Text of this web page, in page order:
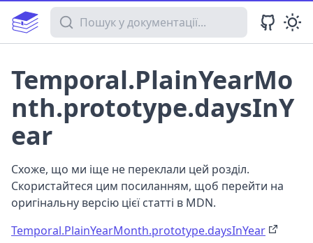
Пошук у документації
Temporal.PlainYearMo
nth.prototype.daysInY
ear
Схоже, що ми іще не переклали цей розділ.
Скористайтеся цим посиланням, щоб перейти на
оригінальну версію цієї статті в MDN.
Temporal.PlainYearMonth.prototype.daysInYear